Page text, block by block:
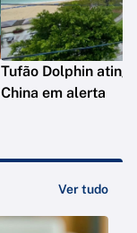
Tufão Dolphin
China em alerta
Ver tudo